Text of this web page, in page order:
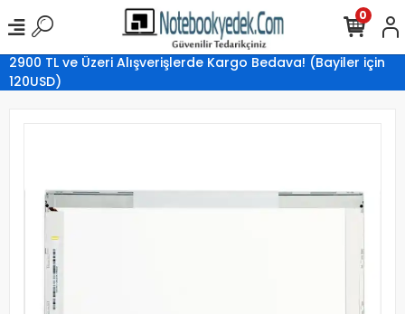
2900 TL ve Üzeri Alışverişlerde Kargo Bedava! (Bayiler için
120USD)
0